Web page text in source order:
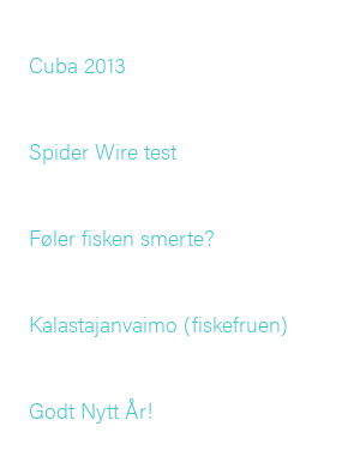
Cuba 2013
Spider Wire test
Føler fisken smerte?
Kalastajanvaimo (fiskefruen)
Godt Nytt År!